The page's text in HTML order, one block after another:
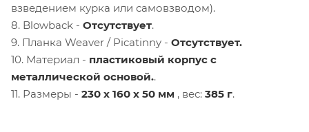
взведением курка или самовзводом).
8. Blowback - Отсутствует.
9. Планка Weaver / Picatinny - Отсутствует.
10. Материал - пластиковый корпус с
металлической основой..
11. Размеры - 230 x 160 x 50 мм , вес: 385 г.